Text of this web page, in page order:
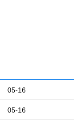
05-16
05-16